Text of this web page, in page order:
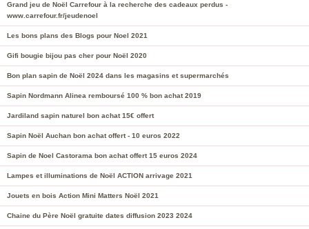
Grand jeu de Noël Carrefour à la recherche des cadeaux perdus -
www.carrefour.fr/jeudenoel
Les bons plans des Blogs pour Noel 2021
Gifi bougie bijou pas cher pour Noël 2020
Bon plan sapin de Noël 2024 dans les magasins et supermarchés
Sapin Nordmann Alinea remboursé 100 % bon achat 2019
Jardiland sapin naturel bon achat 15€ offert
Sapin Noël Auchan bon achat offert - 10 euros 2022
Sapin de Noel Castorama bon achat offert 15 euros 2024
Lampes et illuminations de Noël ACTION arrivage 2021
Jouets en bois Action Mini Matters Noël 2021
Chaine du Père Noël gratuite dates diffusion 2023 2024